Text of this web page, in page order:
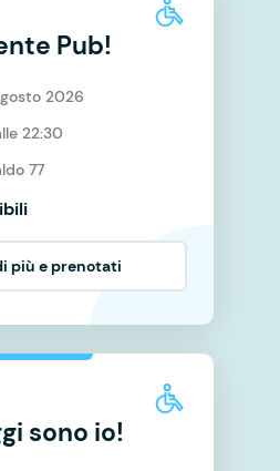
Pub!
2026
22:30
77
più e prenotati
sono io!